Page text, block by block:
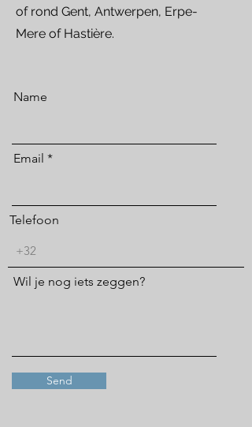
of rond Gent, Antwerpen, Erpe-
Mere of Hastière.
Name
Email
Telefoon
Wil je nog iets zeggen?
Send